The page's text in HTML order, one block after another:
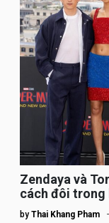
Zendaya và
cách đôi trong
by Thai Khang Pham